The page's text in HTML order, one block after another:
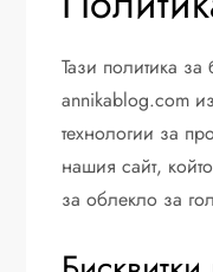
Тази политика за
annikablog.com
технологии за
нашия сайт,
за облекло за